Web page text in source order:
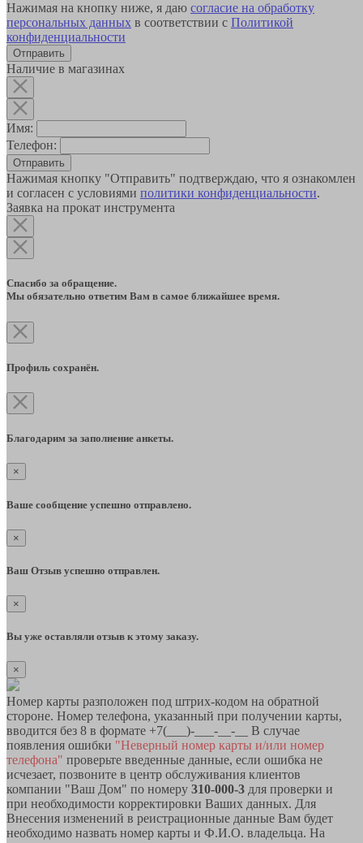
Нажимая на кнопку ниже, я даю согласие на обработку
персональных данных в соответствии с Политикой
конфиденциальности
Наличие в магазинах
Имя:
Телефон:
Отправить
Нажимая кнопку "Отправить" подтверждаю, что я ознакомлен
и согласен с условиями политики конфиденциальности.
Заявка на прокат инструмента
Спасибо за обращение.
Мы обязательно ответим Вам в самое ближайшее время.
Профиль сохранён.
Благодарим за заполнение анкеты.
×
Ваше сообщение успешно отправлено.
×
Ваш Отзыв успешно отправлен.
×
Вы уже оставляли отзыв к этому заказу.
×
Номер карты разположен под штрих-кодом на обратной
стороне. Номер телефона, указанный при получении карты,
вводится без 8 в формате +7(___)-___-__-__ В случае
появления ошибки "Неверный номер карты и/или номер
телефона" проверьте введенные данные, если ошибка не
исчезает, позвоните в центр обслуживания клиентов
компании "Ваш Дом" по номеру 310-000-3 для проверки и
при необходимости корректировки Ваших данных. Для
Внесения изменений в реистрационные данные Вам будет
необходимо назвать номер карты и Ф.И.О. владельца. На